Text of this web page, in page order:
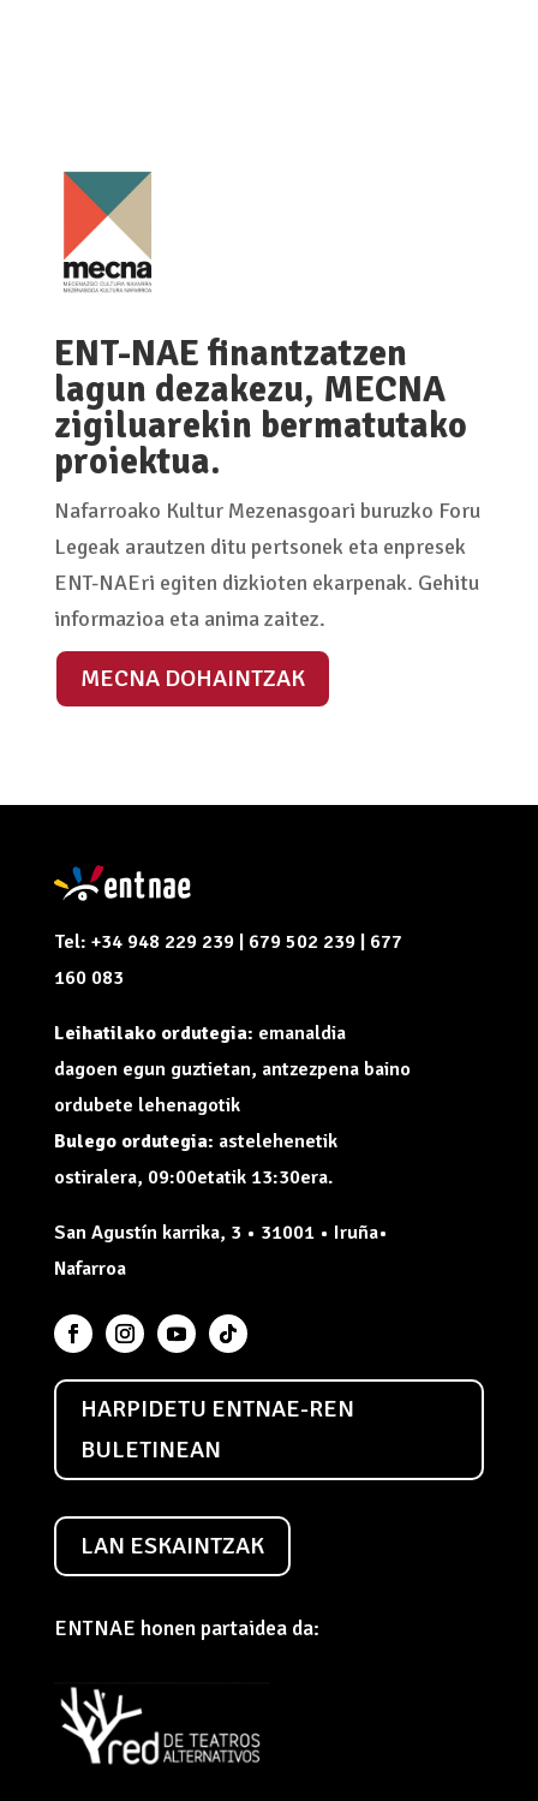
ENT-NAE finantzatzen
lagun dezakezu, MECNA
zigiluarekin bermatutako
proiektua.
Nafarroako Kultur Mezenasgoari buruzko Foru
Legeak arautzen ditu pertsonek eta enpresek
ENT-NAEri egiten dizkioten ekarpenak. Gehitu
informazioa eta anima zaitez.
MECNA DOHAINTZAK
Tel: +34 948 229 239 | 679 502 239 | 677
160 083
Leihatilako ordutegia: emanaldia
dagoen egun guztietan, antzezpena baino
ordubete lehenagotik
Bulego ordutegia: astelehenetik
ostiralera, 09:00etatik 13:30era.
San Agustín karrika, 3 • 31001 • Iruña•
Nafarroa
HARPIDETU ENTNAE-REN
BULETINEAN
LAN ESKAINTZAK
ENTNAE honen partaidea da: